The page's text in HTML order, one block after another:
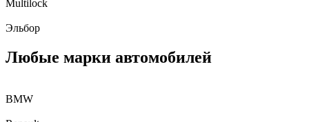
Multilock
Эльбор
Любые марки автомобилей
BMW